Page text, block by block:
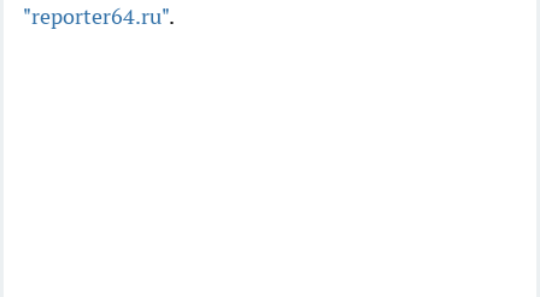
"reporter64.ru".